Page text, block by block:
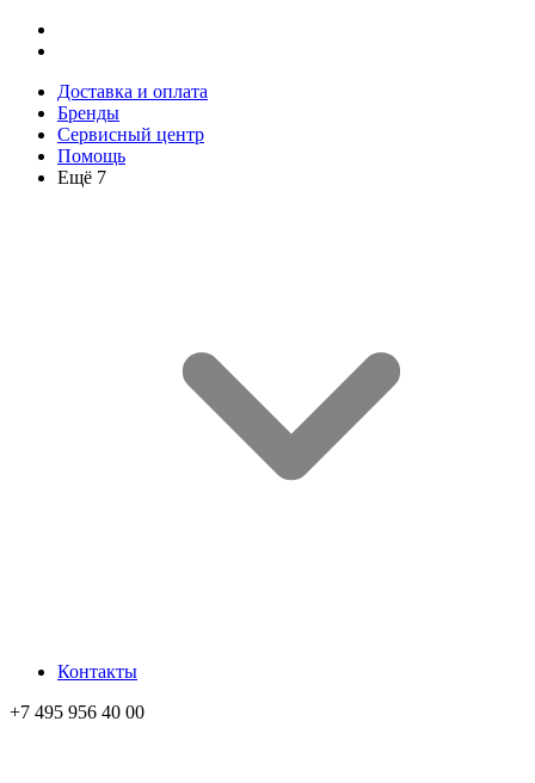
Доставка и оплата
Бренды
Сервисный центр
Помощь
Ещё 7
Контакты
+7 495 956 40 00